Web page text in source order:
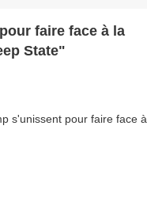
faire face à la
State"